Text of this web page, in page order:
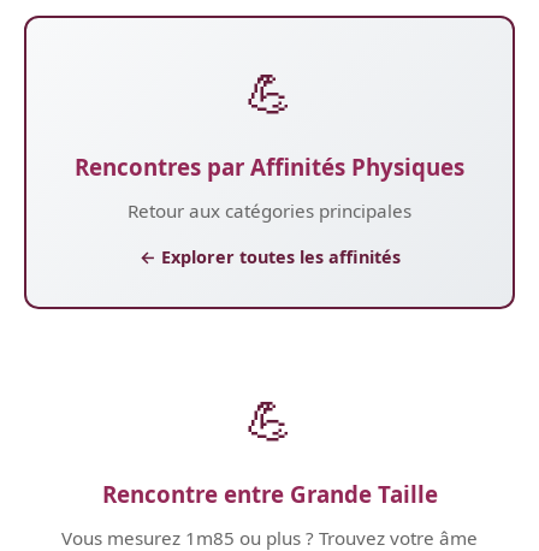
💪
Rencontres par Affinités Physiques
Retour aux catégories principales
← Explorer toutes les affinités
💪
Rencontre entre Grande Taille
Vous mesurez 1m85 ou plus ? Trouvez votre âme